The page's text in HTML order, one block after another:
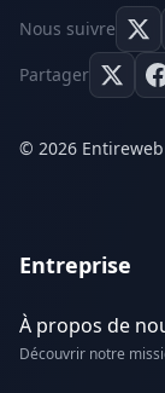
Nous suivre
Partager
© 2026
Entreprise
À propos de
Découvrir notre